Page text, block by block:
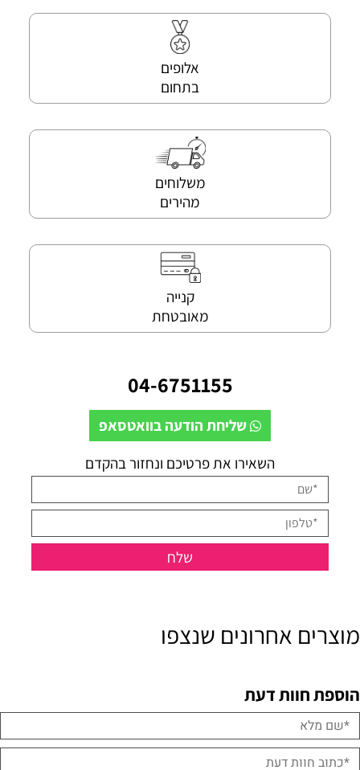
אלופים
בתחום
משלוחים
מהירים
קנייה
מאובטחת
04-6751155
שליחת הודעה בוואטסאפ
השאירו את פרטיכם ונחזור בהקדם
מוצרים אחרונים שנצפו
הוספת חוות דעת